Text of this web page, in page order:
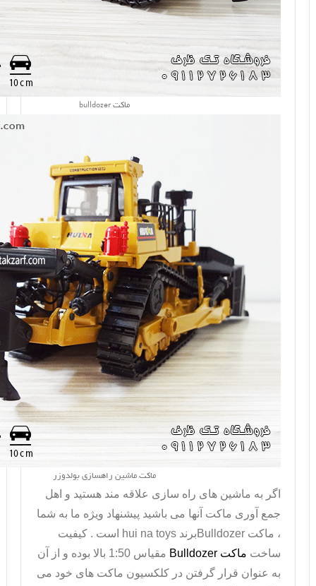
ماکت bulldozer
ماکت ماشین راهسازی بولدوزر
اگر به ماشین های راه سازی علاقه مند هستید و اهل
جمع آوری ماکت آنها می باشید پیشنهاد ویژه ما به شما
، ماکت Bulldozerبرند hui na toys
است . کیفیت
ساخت ماکت Bulldozer
مقیاس 1:50 بالا بوده و از آن
به عنوان قرار گرفتن در کلکسیون ماکت های خود می